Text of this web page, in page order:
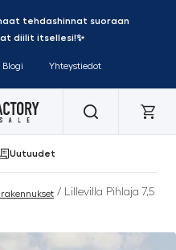
tehdashinnat suoraan
diilit itsellesi!✨
Blogi Yhteystiedot
Uutuudet
/ Lillevilla Pihlaja 7,5